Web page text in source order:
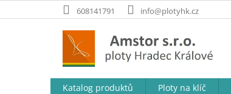
na
608141791 info@plotyhk.cz
Katalog produktů Ploty na klíč